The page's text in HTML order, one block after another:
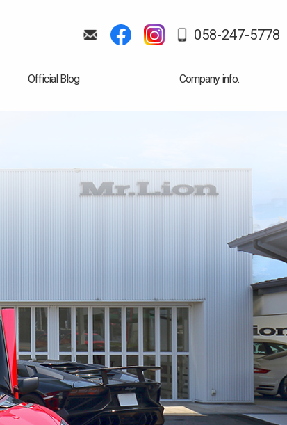
058-247-5778
Official Blog
公式ブログ Company info.
会社案内